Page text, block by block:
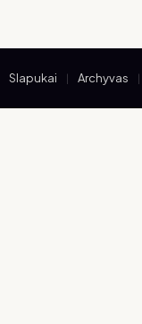
Slapukai Archyvas